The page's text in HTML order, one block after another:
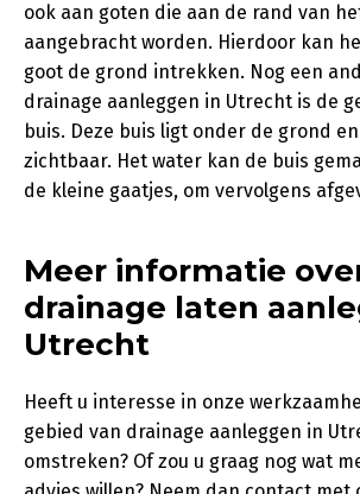
ook aan goten die aan de rand van
aangebracht worden. Hierdoor kan
goot de grond intrekken. Nog een
drainage aanleggen in Utrecht is de
buis. Deze buis ligt onder de grond
zichtbaar. Het water kan de buis
de kleine gaatjes, om vervolgens
Meer informatie
drainage laten
Utrecht
Heeft u interesse in onze
gebied van drainage aanleggen in
omstreken? Of zou u graag nog wat